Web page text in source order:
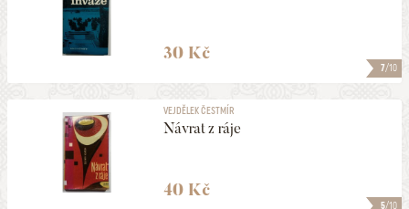
7/10
30 Kč
5/10
VEJDĚLEK ČESTMÍR
Návrat z ráje
40 Kč